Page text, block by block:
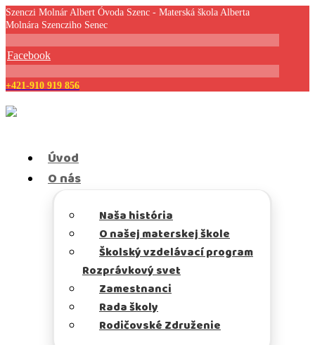
Szenczi Molnár Albert Óvoda Szenc - Materská škola Alberta
Molnára Szencziho Senec
Facebook
+421-910 919 856
Úvod
O nás
Naša história
O našej materskej škole
Školský vzdelávací program
Rozprávkový svet
Zamestnanci
Rada školy
Rodičovské Združenie